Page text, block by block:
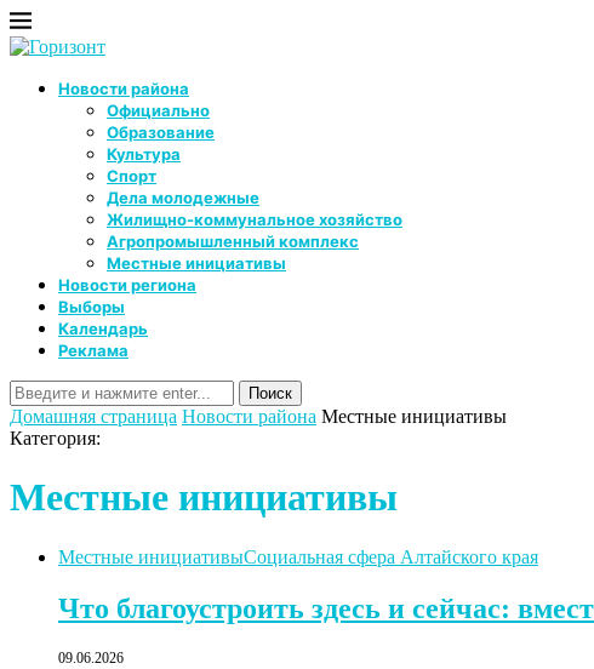
Новости района
Официально
Образование
Культура
Спорт
Дела молодежные
Жилищно-коммунальное хозяйство
Агропромышленный комплекс
Местные инициативы
Новости региона
Выборы
Календарь
Реклама
Домашняя страница Новости района Местные инициативы
Категория:
Местные инициативы
Местные инициативыСоциальная сфера Алтайского края
Что благоустроить здесь и сейчас:
09.06.2026